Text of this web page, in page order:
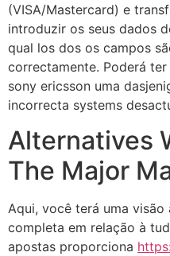
(VISA/Mastercard) e
introduzir os seus dados
qual los dos os campos
correctamente. Poderá
sony ericsson uma
incorrecta systems
Alternatives
The Major
Aqui, você terá uma
completa em relação à
apostas proporciona